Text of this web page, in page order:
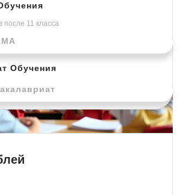
после 11 класса
после колледжа
Обучения